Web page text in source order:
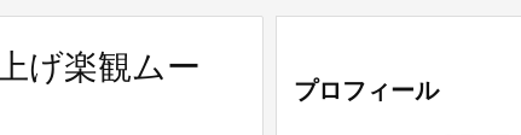
げ楽観ムー
プロフィール